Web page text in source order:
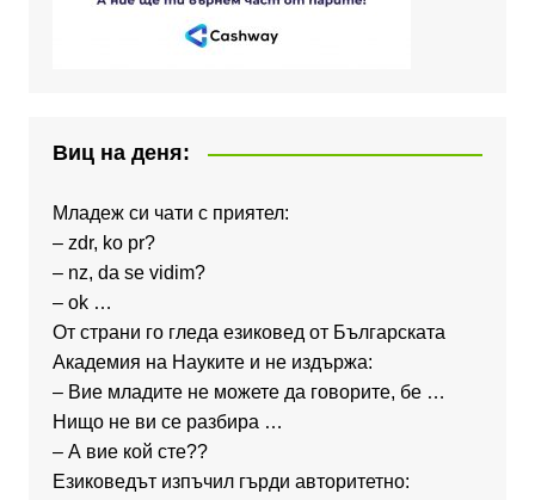
Виц на деня:
Младеж си чати с приятел:
– zdr, ko pr?
– nz, da se vidim?
– ok …
От страни го гледа езиковед от Българската
Академия на Науките и не издържа:
– Вие младите не можете да говорите, бе …
Нищо не ви се разбира …
– А вие кой сте??
Езиковедът изпъчил гърди авторитетно: